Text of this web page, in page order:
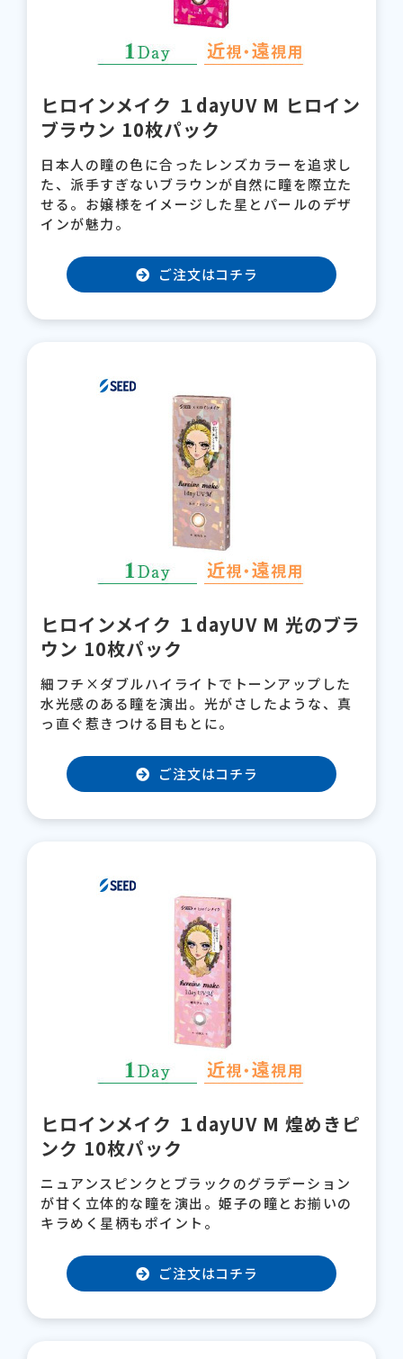
ヒロインメイク １dayUV M ヒロイン
ブラウン 10枚パック
日本人の瞳の色に合ったレンズカラーを追求し
た、派手すぎないブラウンが自然に瞳を際立た
せる。お嬢様をイメージした星とパールのデザ
インが魅力。
ご注文はコチラ
ヒロインメイク １dayUV M 光のブラ
ウン 10枚パック
細フチ×ダブルハイライトでトーンアップした
水光感のある瞳を演出。光がさしたような、真
っ直ぐ惹きつける目もとに。
ご注文はコチラ
ヒロインメイク １dayUV M 煌めきピ
ンク 10枚パック
ニュアンスピンクとブラックのグラデーション
が甘く立体的な瞳を演出。姫子の瞳とお揃いの
キラめく星柄もポイント。
ご注文はコチラ